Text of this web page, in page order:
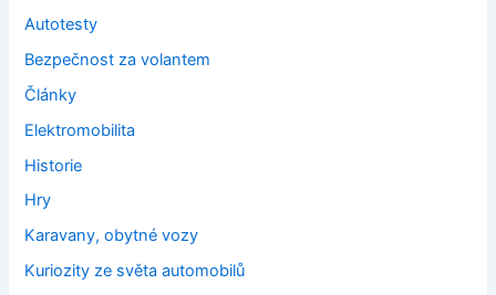
Autotesty
Bezpečnost za volantem
Články
Elektromobilita
Historie
Hry
Karavany, obytné vozy
Kuriozity ze světa automobilů